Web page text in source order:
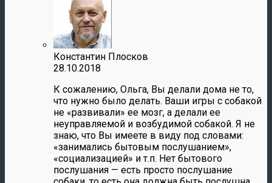
Константин Плосков
28.10.2018
К сожалению, Ольга, Вы делали дома не то,
что нужно было делать. Ваши игры с собакой
не «развивали» ее мозг, а делали ее
неуправляемой и возбудимой собакой. Я не
знаю, что Вы имеете в виду под словами:
«занимались бытовым послушанием»,
«социализацией» и т.п. Нет бытового
послушания — есть просто послушание